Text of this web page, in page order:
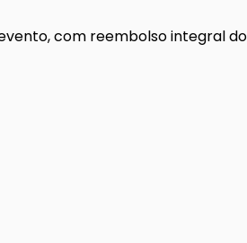
com reembolso integral